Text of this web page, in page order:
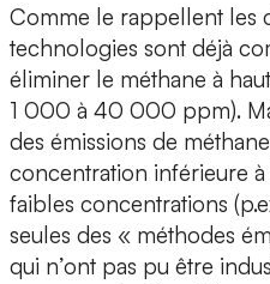
Comme le rappellent les
technologies sont déjà
éliminer le méthane à
1 000 à 40 000 ppm).
des émissions de
concentration inférieure
faibles concentrations
seules des « méthodes
qui n’ont pas pu être